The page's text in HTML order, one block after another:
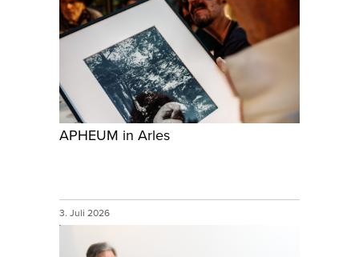
APHEUM in Arles
3. Juli 2026